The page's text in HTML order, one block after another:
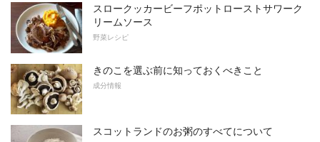
スロークッカービーフポットローストサワーク
リームソース
野菜レシピ
きのこを選ぶ前に知っておくべきこと
成分情報
スコットランドのお粥のすべてについて